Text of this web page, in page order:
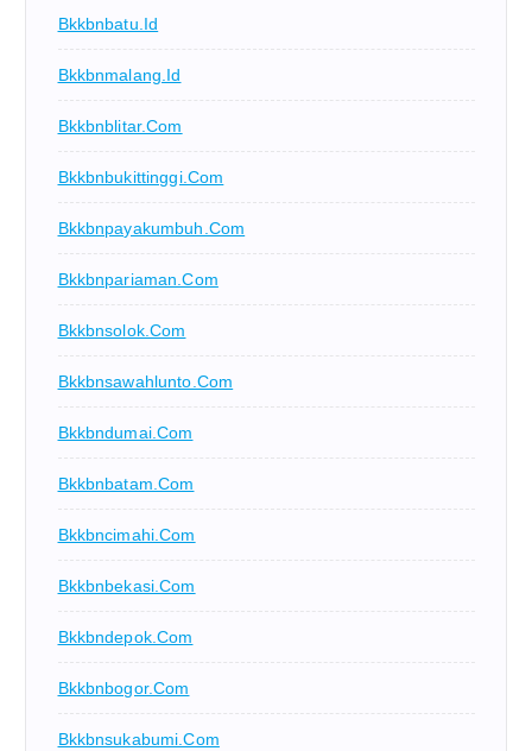
Bkkbnbatu.id
Bkkbnmalang.id
Bkkbnblitar.com
Bkkbnbukittinggi.com
Bkkbnpayakumbuh.com
Bkkbnpariaman.com
Bkkbnsolok.com
Bkkbnsawahlunto.com
Bkkbndumai.com
Bkkbnbatam.com
Bkkbncimahi.com
Bkkbnbekasi.com
Bkkbndepok.com
Bkkbnbogor.com
Bkkbnsukabumi.com